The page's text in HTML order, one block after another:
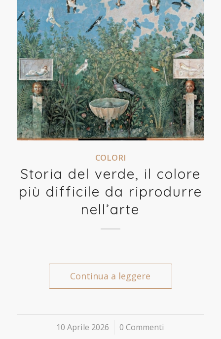
COLORI
Storia del verde, il colore
più difficile da riprodurre
nell’arte
Continua a leggere
10 Aprile 2026
/ 0 Commenti